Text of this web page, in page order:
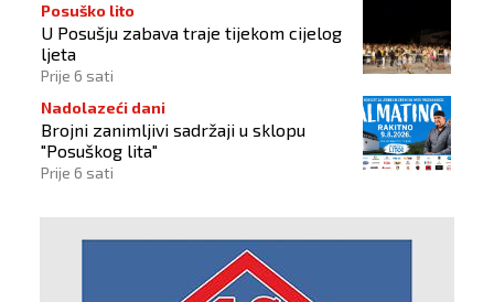
Posuško lito
U Posušju zabava traje tijekom cijelog
ljeta
Prije 6 sati
Nadolazeći dani
Brojni zanimljivi sadržaji u sklopu
"Posuškog lita"
Prije 6 sati